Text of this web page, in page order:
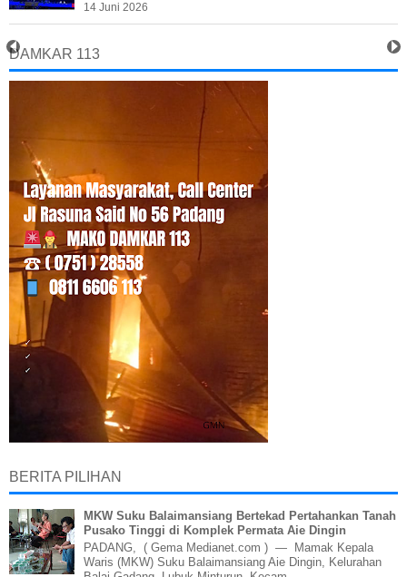
14 Juni 2026
DAMKAR 113
BERITA PILIHAN
MKW Suku Balaimansiang Bertekad Pertahankan Tanah
Pusako Tinggi di Komplek Permata Aie Dingin
PADANG, ( Gema Medianet.com ) — Mamak Kepala
Waris (MKW) Suku Balaimansiang Aie Dingin, Kelurahan